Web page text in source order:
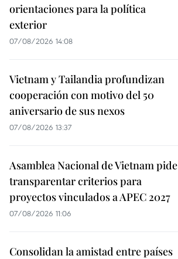
orientaciones para la política
exterior
07/08/2026 14:08
Vietnam y Tailandia profundizan
cooperación con motivo del 50
aniversario de sus nexos
07/08/2026 13:37
Asamblea Nacional de Vietnam pide
transparentar criterios para
proyectos vinculados a APEC 2027
07/08/2026 11:06
Consolidan la amistad entre países